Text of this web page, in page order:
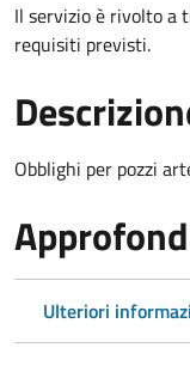
Il servizio è rivolto a
requisiti previsti.
Obblighi per pozzi
Ulteriori